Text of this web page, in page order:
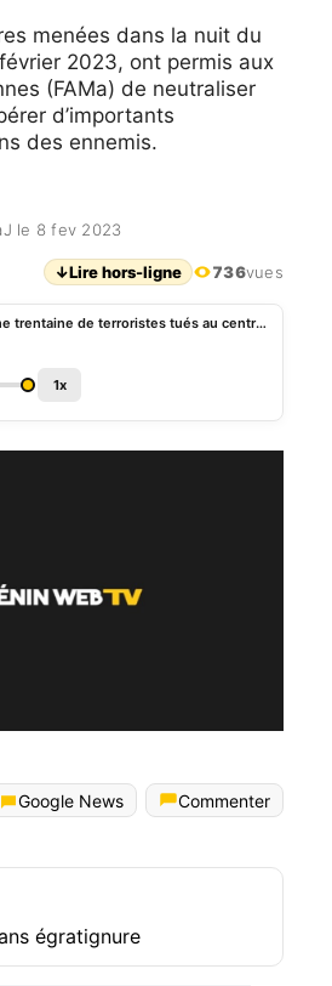
menées dans la nuit du
2023, ont permis aux
(FAMa) de neutraliser
d’importants
des ennemis.
le 8 fev 2023
↓Lire hors-ligne 736vues
Mali: une trentaine de terroristes tués au centre du pays
1x
Google News
Commenter
égratignure